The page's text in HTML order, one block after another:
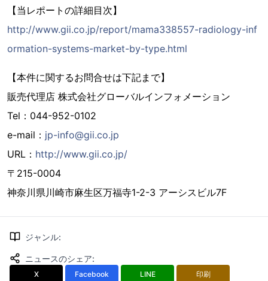
【当レポートの詳細目次】
http://www.gii.co.jp/report/mama338557-radiology-inf
ormation-systems-market-by-type.html
【本件に関するお問合せは下記まで】
販売代理店 株式会社グローバルインフォメーション
Tel：044-952-0102
e-mail： jp-info@gii.co.jp
URL： http://www.gii.co.jp/
〒215-0004
神奈川県川崎市麻生区万福寺1-2-3 アーシスビル7F
ジャンル:
ニュースのシェア:
X Facebook LINE 印刷